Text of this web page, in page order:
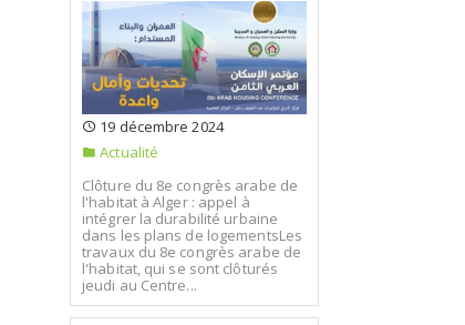
19 décembre 2024
Actualité
Clôture du 8e congrès arabe de
l'habitat à Alger : appel à
intégrer la durabilité urbaine
dans les plans de logementsLes
travaux du 8e congrès arabe de
l'habitat, qui se sont clôturés
jeudi au Centre...